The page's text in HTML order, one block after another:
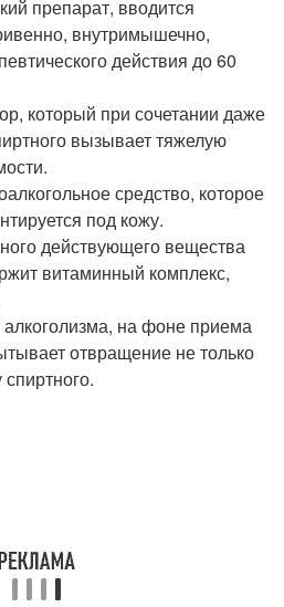
препарат, вводится
внутримышечно,
действия до 60
который при сочетании даже
вызывает тяжелую
средство, которое
под кожу.
действующего вещества
витаминный комплекс,
алкоголизма, на фоне приема
отвращение не только
спиртного.